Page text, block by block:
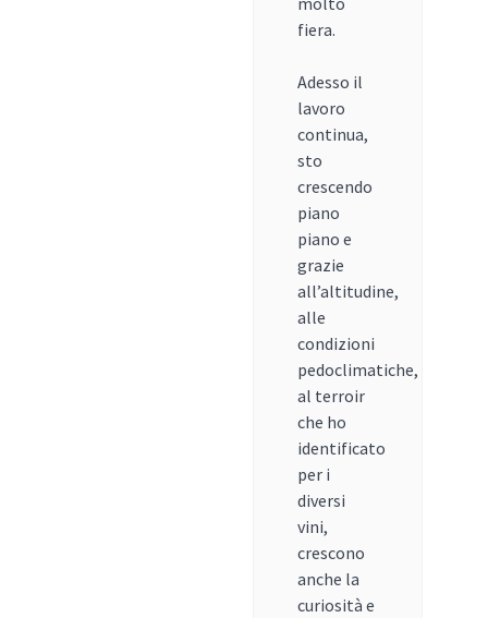
fiera.
Adesso il
lavoro
continua,
sto
crescendo
piano
piano e
grazie
all’altitudine,
alle
condizioni
pedoclimatiche,
al terroir
che ho
identificato
per i
diversi
vini,
crescono
anche la
curiosità e